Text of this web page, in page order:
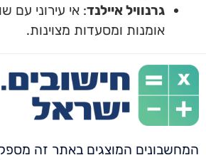
גרנוויל איילנד: אי עירוני עם
אומנות ומסעדות מצוינות.
המחשבונים המוצגים באתר זה